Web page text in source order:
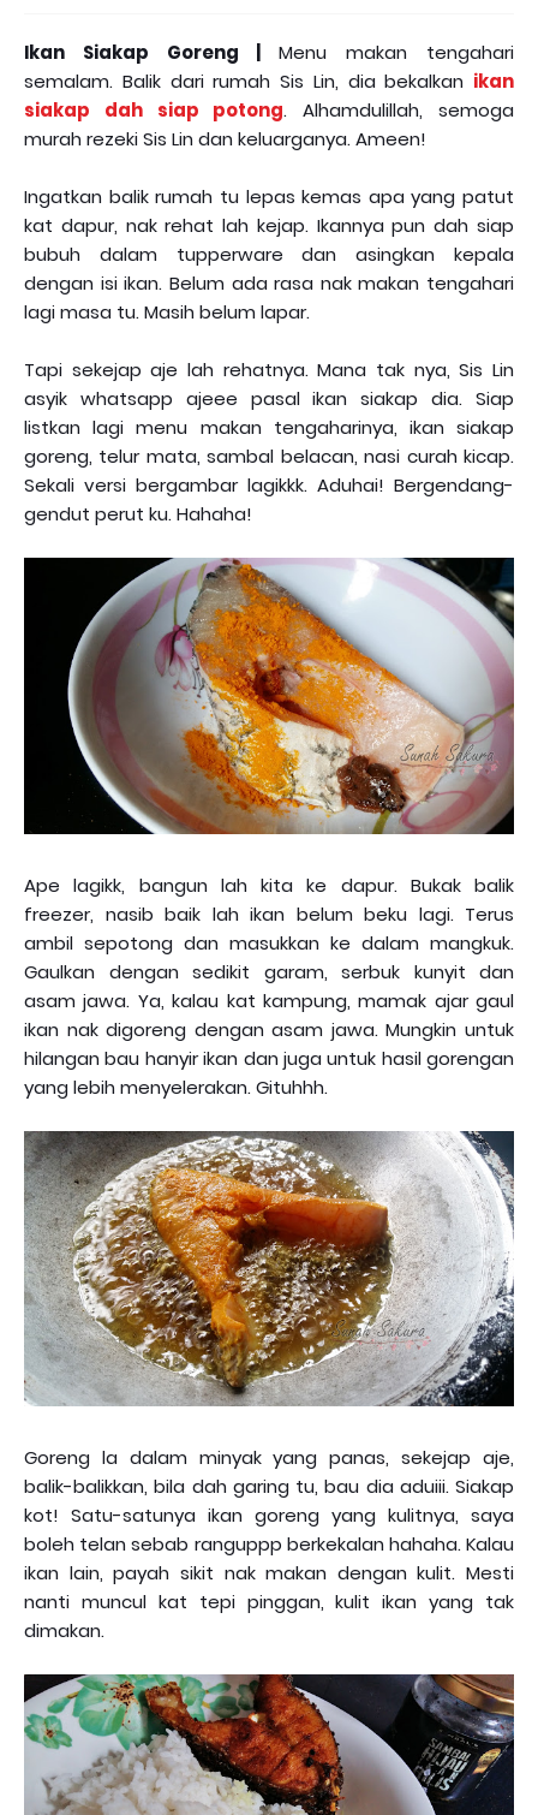
Ikan Siakap Goreng |Menu makan tengahari
semalam. Balik dari rumah Sis Lin, dia bekalkan ikan
siakap dah siap potong. Alhamdulillah, semoga
murah rezeki Sis Lin dan keluarganya. Ameen!
Ingatkan balik rumah tu lepas kemas apa yang patut
kat dapur, nak rehat lah kejap. Ikannya pun dah siap
bubuh dalam tupperware dan asingkan kepala
dengan isi ikan. Belum ada rasa nak makan tengahari
lagi masa tu. Masih belum lapar.
Tapi sekejap aje lah rehatnya. Mana tak nya, Sis Lin
asyik whatsapp ajeee pasal ikan siakap dia. Siap
listkan lagi menu makan tengaharinya, ikan siakap
goreng, telur mata, sambal belacan, nasi curah kicap.
Sekali versi bergambar lagikkk. Aduhai! Bergendang-
gendut perut ku. Hahaha!
Ape lagikk, bangun lah kita ke dapur. Bukak balik
freezer, nasib baik lah ikan belum beku lagi. Terus
ambil sepotong dan masukkan ke dalam mangkuk.
Gaulkan dengan sedikit garam, serbuk kunyit dan
asam jawa. Ya, kalau kat kampung, mamak ajar gaul
ikan nak digoreng dengan asam jawa. Mungkin untuk
hilangan bau hanyir ikan dan juga untuk hasil gorengan
yang lebih menyelerakan. Gituhhh.
Goreng la dalam minyak yang panas, sekejap aje,
balik-balikkan, bila dah garing tu, bau dia aduiii. Siakap
kot! Satu-satunya ikan goreng yang kulitnya, saya
boleh telan sebab ranguppp berkekalan hahaha. Kalau
ikan lain, payah sikit nak makan dengan kulit. Mesti
nanti muncul kat tepi pinggan, kulit ikan yang tak
dimakan.